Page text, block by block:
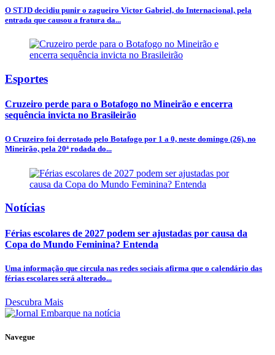
O STJD decidiu punir o zagueiro Victor Gabriel, do Internacional, pela
entrada que causou a fratura da...
Esportes
Cruzeiro perde para o Botafogo no Mineirão e encerra
sequência invicta no Brasileirão
O Cruzeiro foi derrotado pelo Botafogo por 1 a 0, neste domingo (26), no
Mineirão, pela 20ª rodada do...
Notícias
Férias escolares de 2027 podem ser ajustadas por causa da
Copa do Mundo Feminina? Entenda
Uma informação que circula nas redes sociais afirma que o calendário das
férias escolares será alterado...
Descubra Mais
Navegue